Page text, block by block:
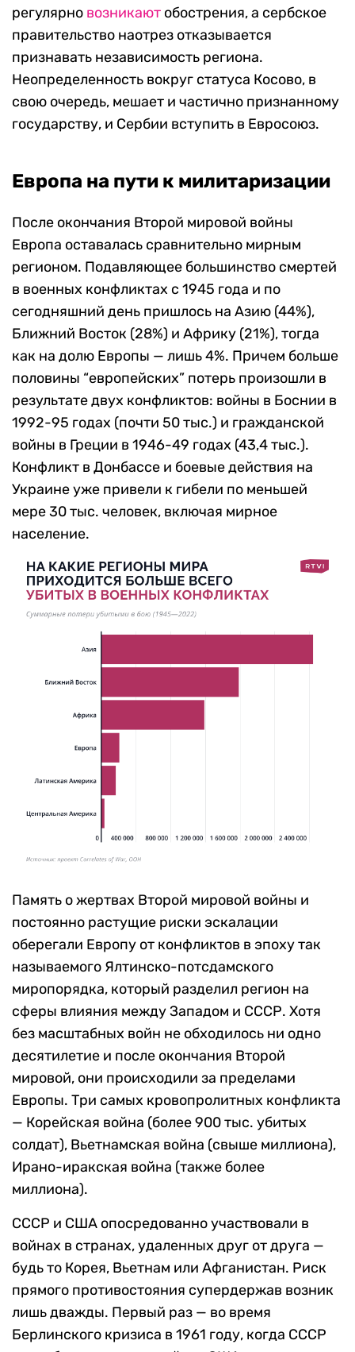
регулярно возникают обострения, а сербское
правительство наотрез отказывается
признавать независимость региона.
Неопределенность вокруг статуса Косово, в
свою очередь, мешает и частично признанному
государству, и Сербии вступить в Евросоюз.
Европа на пути к милитаризации
После окончания Второй мировой войны
Европа оставалась сравнительно мирным
регионом. Подавляющее большинство смертей
в военных конфликтах с 1945 года и по
сегодняшний день пришлось на Азию (44%),
Ближний Восток (28%) и Африку (21%), тогда
как на долю Европы — лишь 4%. Причем больше
половины “европейских” потерь произошли в
результате двух конфликтов: войны в Боснии в
1992-95 годах (почти 50 тыс.) и гражданской
войны в Греции в 1946-49 годах (43,4 тыс.).
Конфликт в Донбассе и боевые действия на
Украине уже привели к гибели по меньшей
мере 30 тыс. человек, включая мирное
население.
Память о жертвах Второй мировой войны и
постоянно растущие риски эскалации
оберегали Европу от конфликтов в эпоху так
называемого Ялтинско-потсдамского
миропорядка, который разделил регион на
сферы влияния между Западом и СССР. Хотя
без масштабных войн не обходилось ни одно
десятилетие и после окончания Второй
мировой, они происходили за пределами
Европы. Три самых кровопролитных конфликта
— Корейская война (более 900 тыс. убитых
солдат), Вьетнамская война (свыше миллиона),
Ирано-иракская война (также более
миллиона).
СССР и США опосредованно участвовали в
войнах в странах, удаленных друг от друга —
будь то Корея, Вьетнам или Афганистан. Риск
прямого противостояния супердержав возник
лишь дважды. Первый раз — во время
Берлинского кризиса в 1961 году, когда СССР